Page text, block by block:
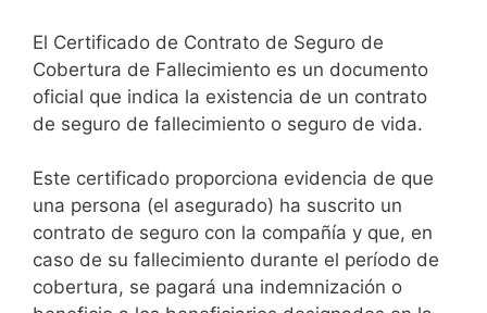
El Certificado de Contrato de Seguro de
Cobertura de Fallecimiento es un documento
oficial que indica la existencia de un contrato
de seguro de fallecimiento o seguro de vida.
Este certificado proporciona evidencia de que
una persona (el asegurado) ha suscrito un
contrato de seguro con la compañía y que, en
caso de su fallecimiento durante el período de
cobertura, se pagará una indemnización o